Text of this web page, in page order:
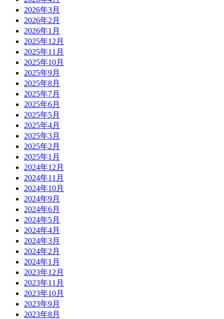
2026年3月
2026年2月
2026年1月
2025年12月
2025年11月
2025年10月
2025年9月
2025年8月
2025年7月
2025年6月
2025年5月
2025年4月
2025年3月
2025年2月
2025年1月
2024年12月
2024年11月
2024年10月
2024年9月
2024年6月
2024年5月
2024年4月
2024年3月
2024年2月
2024年1月
2023年12月
2023年11月
2023年10月
2023年9月
2023年8月